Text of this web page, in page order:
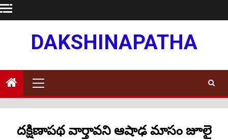
Skip
to
DAKSHINAPATHA
Menu
దక్షిణాపథ వార్తావని ఆషాఢ మాసం జూలై